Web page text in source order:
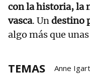
con la historia, la
vasca. Undestino
algo más que
TEMAS Anne